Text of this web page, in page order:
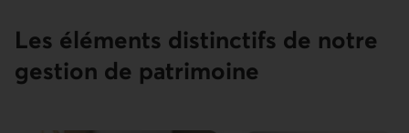
Les éléments distinctifs de notre
gestion de patrimoine